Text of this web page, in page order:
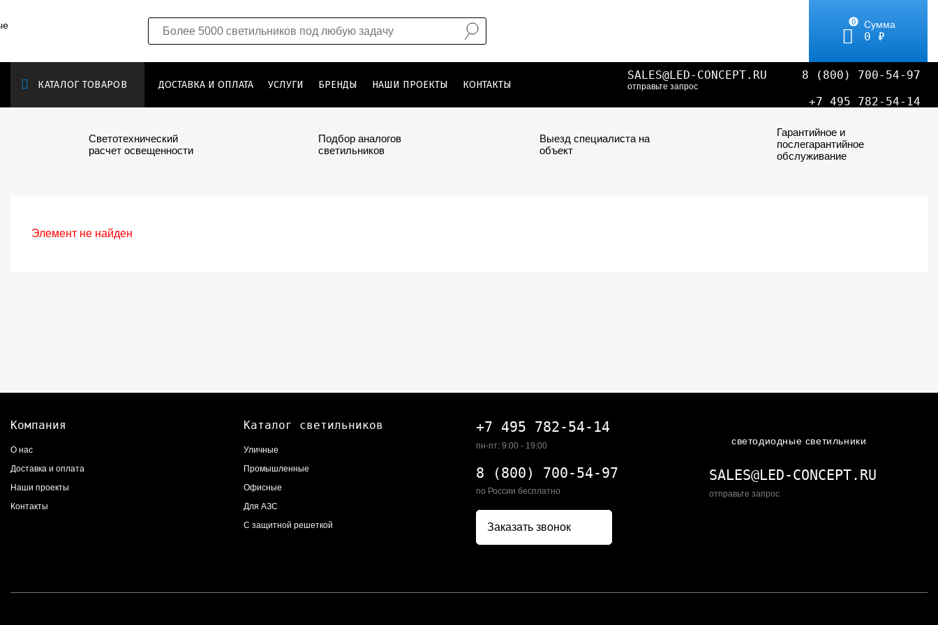
0 Сумма
0 ₽
КАТАЛОГ ТОВАРОВ ДОСТАВКА И ОПЛАТА УСЛУГИ БРЕНДЫ НАШИ ПРОЕКТЫ КОНТАКТЫ
SALES@LED-CONCEPT.RU
отправьте запрос
8 (800) 700-54-97
+7 495 782-54-14
Светотехнический
расчет освещенности
Подбор аналогов
светильников
Выезд специалиста на
объект
Гарантийное и
послегарантийное
обслуживание
Элемент не найден
Компания
О нас
Доставка и оплата
Наши проекты
Контакты
Каталог светильников
Уличные
Промышленные
Офисные
Для АЗС
С защитной решеткой
+7 495 782-54-14
пн-пт: 9:00 - 19:00
8 (800) 700-54-97
по России бесплатно
Заказать звонок
светодиодные светильники
SALES@LED-CONCEPT.RU
отправьте запрос